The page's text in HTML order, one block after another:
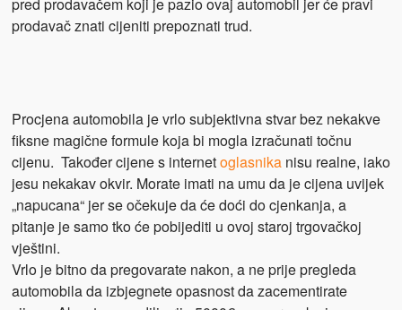
pred prodavačem koji je pazio ovaj automobil jer će pravi
prodavač znati cijeniti prepoznati trud.
Procjena automobila je vrlo subjektivna stvar bez nekakve
fiksne magične formule koja bi mogla izračunati točnu
cijenu. Također cijene s internetoglasnikanisu realne, iako
jesu nekakav okvir. Morate imati na umu da je cijena uvijek
„napucana“ jer se očekuje da će doći do cjenkanja, a
pitanje je samo tko će pobijediti u ovoj staroj trgovačkoj
vještini.
Vrlo je bitno da pregovarate nakon, a ne prije pregleda
automobila da izbjegnete opasnost da zacementirate